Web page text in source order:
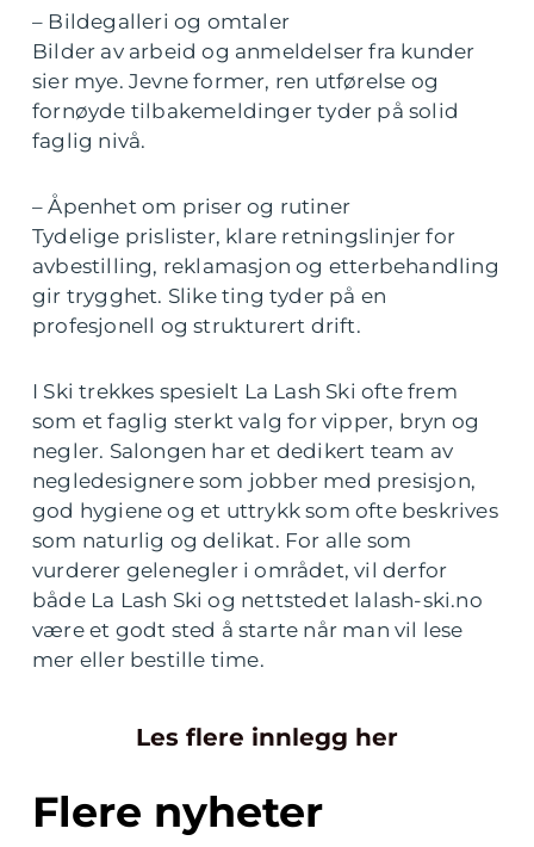
– Bildegalleri og omtaler
Bilder av arbeid og anmeldelser fra kunder
sier mye. Jevne former, ren utførelse og
fornøyde tilbakemeldinger tyder på solid
faglig nivå.
– Åpenhet om priser og rutiner
Tydelige prislister, klare retningslinjer for
avbestilling, reklamasjon og etterbehandling
gir trygghet. Slike ting tyder på en
profesjonell og strukturert drift.
I Ski trekkes spesielt La Lash Ski ofte frem
som et faglig sterkt valg for vipper, bryn og
negler. Salongen har et dedikert team av
negledesignere som jobber med presisjon,
god hygiene og et uttrykk som ofte beskrives
som naturlig og delikat. For alle som
vurderer gelenegler i området, vil derfor
både La Lash Ski og nettstedet lalash-ski.no
være et godt sted å starte når man vil lese
mer eller bestille time.
Les flere innlegg her
Flere nyheter